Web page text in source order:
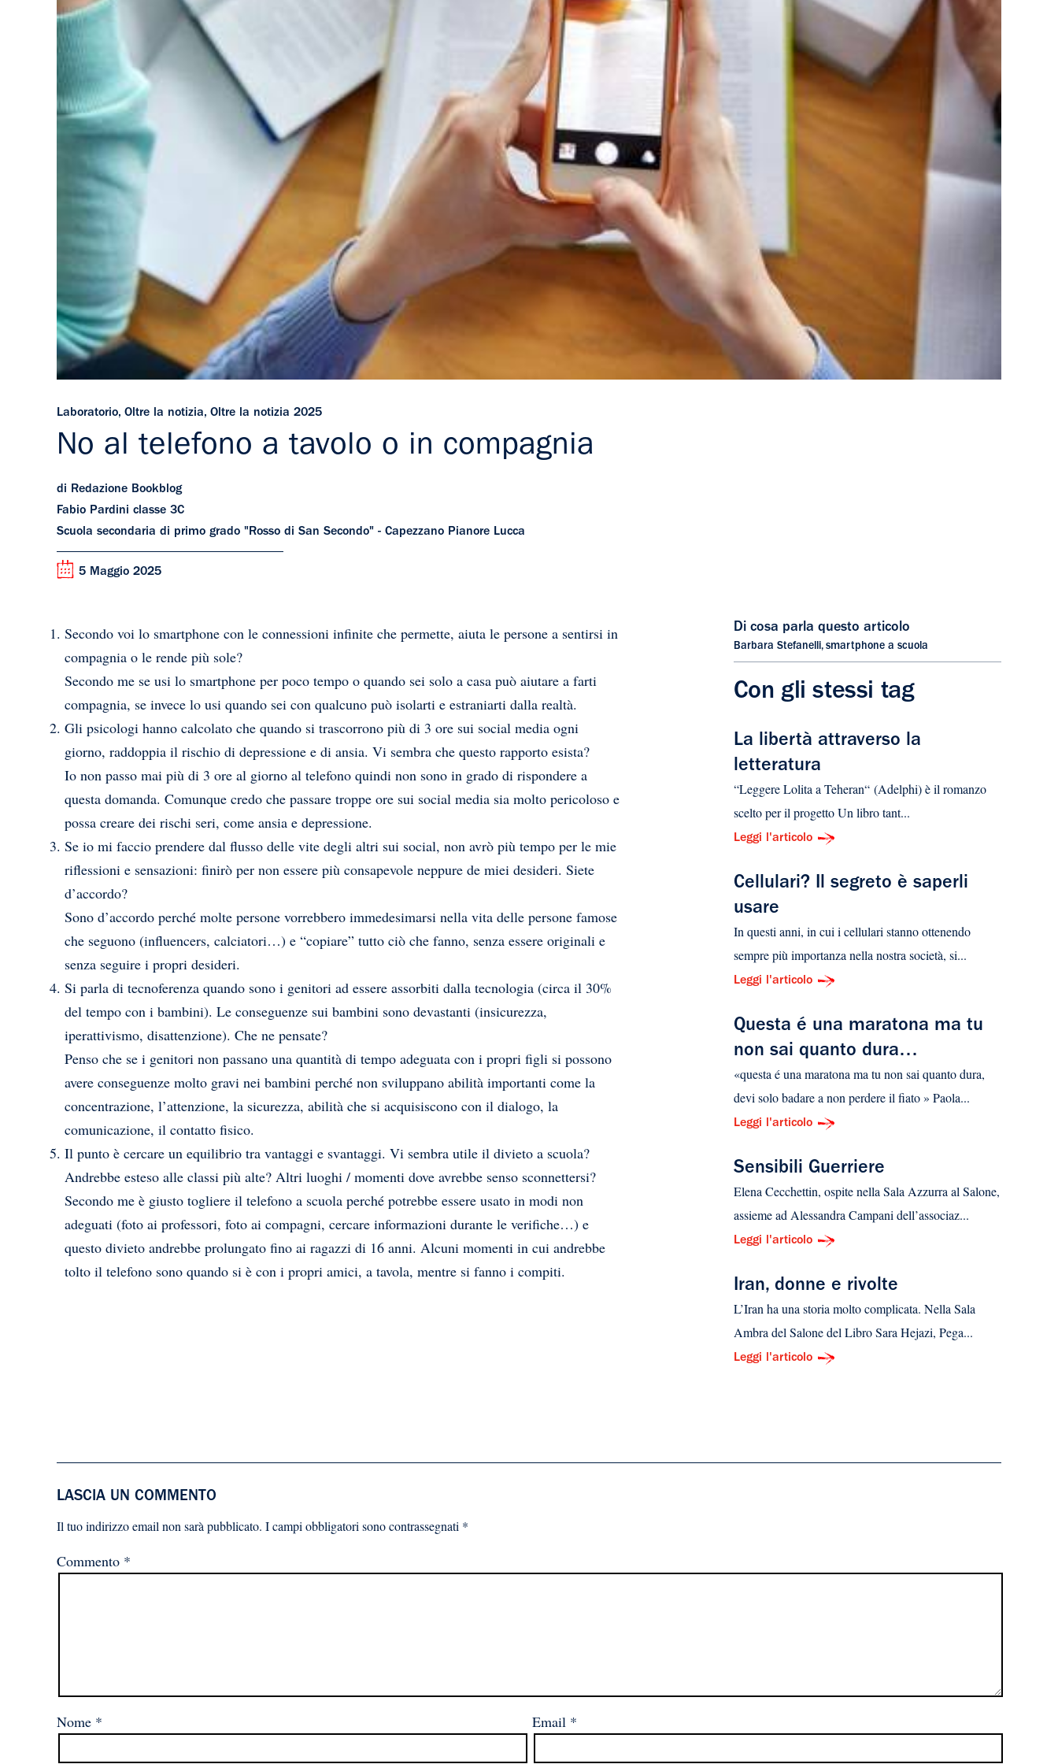
Laboratorio, Oltre la notizia, Oltre la notizia 2025
No al telefono a tavolo o in compagnia
di Redazione Bookblog
Fabio Pardini classe 3C
Scuola secondaria di primo grado "Rosso di San Secondo" - Capezzano Pianore Lucca
5 Maggio 2025
Secondo voi lo smartphone con le connessioni infinite che permette, aiuta le persone a sentirsi in
compagnia o le rende più sole?
Secondo me se usi lo smartphone per poco tempo o quando sei solo a casa può aiutare a farti
compagnia, se invece lo usi quando sei con qualcuno può isolarti e estraniarti dalla realtà.
Gli psicologi hanno calcolato che quando si trascorrono più di 3 ore sui social media ogni
giorno, raddoppia il rischio di depressione e di ansia. Vi sembra che questo rapporto esista?
Io non passo mai più di 3 ore al giorno al telefono quindi non sono in grado di rispondere a
questa domanda. Comunque credo che passare troppe ore sui social media sia molto pericoloso e
possa creare dei rischi seri, come ansia e depressione.
Se io mi faccio prendere dal flusso delle vite degli altri sui social, non avrò più tempo per le mie
riflessioni e sensazioni: finirò per non essere più consapevole neppure de miei desideri. Siete
d’accordo?
Sono d’accordo perché molte persone vorrebbero immedesimarsi nella vita delle persone famose
che seguono (influencers, calciatori…) e “copiare” tutto ciò che fanno, senza essere originali e
senza seguire i propri desideri.
Si parla di tecnoferenza quando sono i genitori ad essere assorbiti dalla tecnologia (circa il 30%
del tempo con i bambini). Le conseguenze sui bambini sono devastanti (insicurezza,
iperattivismo, disattenzione). Che ne pensate?
Penso che se i genitori non passano una quantità di tempo adeguata con i propri figli si possono
avere conseguenze molto gravi nei bambini perché non sviluppano abilità importanti come la
concentrazione, l’attenzione, la sicurezza, abilità che si acquisiscono con il dialogo, la
comunicazione, il contatto fisico.
Il punto è cercare un equilibrio tra vantaggi e svantaggi. Vi sembra utile il divieto a scuola?
Andrebbe esteso alle classi più alte? Altri luoghi / momenti dove avrebbe senso sconnettersi?
Secondo me è giusto togliere il telefono a scuola perché potrebbe essere usato in modi non
adeguati (foto ai professori, foto ai compagni, cercare informazioni durante le verifiche…) e
questo divieto andrebbe prolungato fino ai ragazzi di 16 anni. Alcuni momenti in cui andrebbe
tolto il telefono sono quando si è con i propri amici, a tavola, mentre si fanno i compiti.
Di cosa parla questo articolo
Barbara Stefanelli, smartphone a scuola
Con gli stessi tag
La libertà attraverso la
letteratura
“Leggere Lolita a Teheran“ (Adelphi) è il romanzo
scelto per il progetto Un libro tant...
Leggi l'articolo
Cellulari? Il segreto è saperli
usare
In questi anni, in cui i cellulari stanno ottenendo
sempre più importanza nella nostra società, si...
Leggi l'articolo
Questa é una maratona ma tu
non sai quanto dura…
«questa é una maratona ma tu non sai quanto dura,
devi solo badare a non perdere il fiato » Paola...
Leggi l'articolo
Sensibili Guerriere
Elena Cecchettin, ospite nella Sala Azzurra al Salone,
assieme ad Alessandra Campani dell’associaz...
Leggi l'articolo
Iran, donne e rivolte
L’Iran ha una storia molto complicata. Nella Sala
Ambra del Salone del Libro Sara Hejazi, Pega...
Leggi l'articolo
LASCIA UN COMMENTO
Il tuo indirizzo email non sarà pubblicato. I campi obbligatori sono contrassegnati *
Commento *
Nome * Email *